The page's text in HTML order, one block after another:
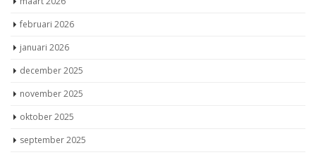
februari 2026
januari 2026
december 2025
november 2025
oktober 2025
september 2025